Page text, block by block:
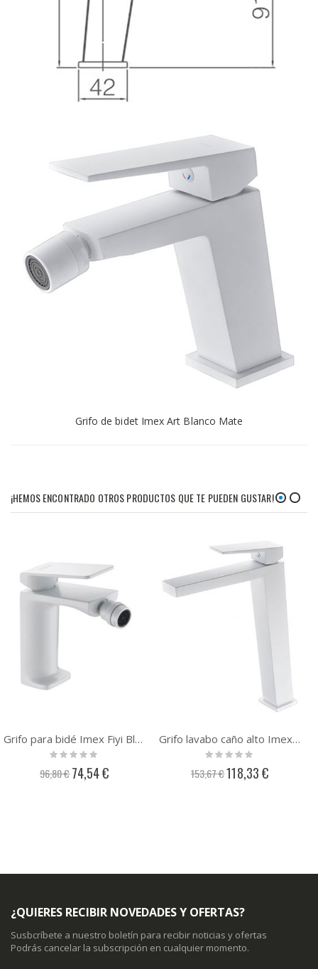
Grifo de bidet Imex Art Blanco Mate
¡HEMOS ENCONTRADO OTROS PRODUCTOS QUE TE PUEDEN GUSTAR!
Grifo para bidé Imex Fiyi Blanco BDF016-2BL
Rating:
96,80 € Precio
especial
74,54 €
Grifo lavabo caño alto Imex Art Blanco BDAR025-3BL
Rating:
153,67 €Precio
especial
118,33 €
¿QUIERES RECIBIR NOVEDADES Y OFERTAS?
Susbcríbete a nuestro boletín para recibir noticias y ofertas
Podrás cancelar la subscripción en cualquier momento.